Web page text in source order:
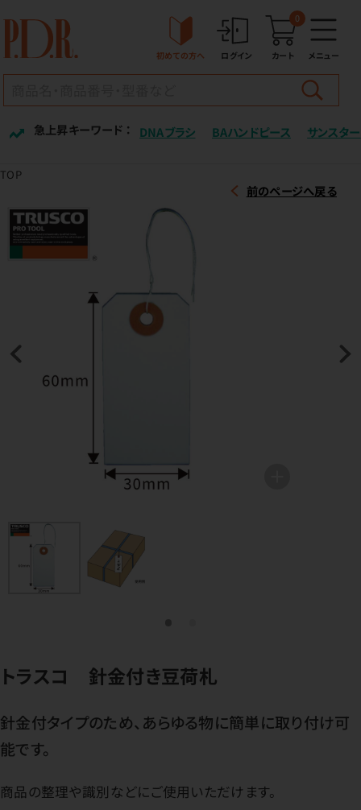
初めての方へ ログイン カート
0
メニュー
急上昇キーワード ： DNAブラシ BAハンドピース サンスター
TOP
前のページへ戻る
トラスコ 針金付き豆荷札
針金付タイプのため、あらゆる物に簡単に取り付け可
能です。
商品の整理や識別などにご使用いただけます。